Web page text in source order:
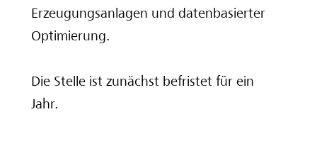
Erzeugungsanlagen und datenbasierter
Optimierung.
Die Stelle ist zunächst befristet für ein
Jahr.